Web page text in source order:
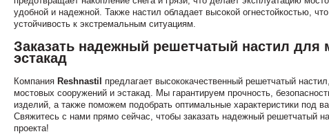
удобной и надежной. Также настил обладает высокой огнестойкостью,
устойчивость к экстремальным ситуациям.
Заказать надежный решетчатый настил для
эстакад
Компания Reshnastil
предлагает высококачественный решетчатый
мостовых сооружений и эстакад. Мы гарантируем прочность,
изделий, а также поможем подобрать оптимальные характеристики под
Свяжитесь с нами прямо сейчас, чтобы заказать надежный решетчатый
проекта!